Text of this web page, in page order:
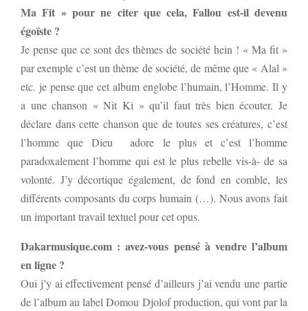
Ma Fit » pour ne citer que cela, Fallou est-il devenu
égoïste ?
Je pense que ce sont des thèmes de société hein ! « Ma fit »
par exemple c’est un thème de société, de même que « Alal »
etc. je pense que cet album englobe l’humain, l’Homme. Il y
a une chanson « Nit Ki » qu’il faut très bien écouter. Je
déclare dans cette chanson que de toutes ses créatures, c’est
l’homme que Dieu adore le plus et c’est l’homme
paradoxalement l’homme qui est le plus rebelle vis-à- de sa
volonté. J’y décortique également, de fond en comble, les
différents composants du corps humain (…). Nous avons fait
un important travail textuel pour cet opus.
Dakarmusique.com : avez-vous pensé à vendre l’album
en ligne ?
Oui j’y ai effectivement pensé d’ailleurs j’ai vendu une partie
de l’album au label Domou Djolof production, qui vont par la